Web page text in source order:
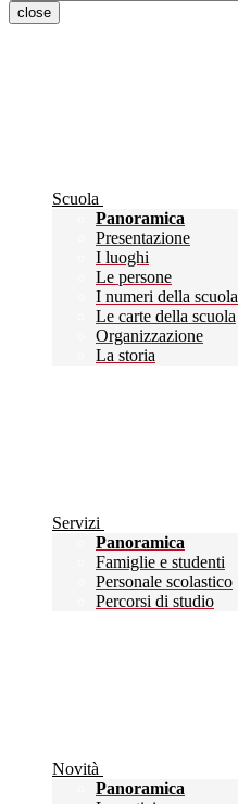
close
Scuola
Panoramica
Presentazione
I luoghi
Le persone
I numeri della scuola
Le carte della scuola
Organizzazione
La storia
Servizi
Panoramica
Famiglie e studenti
Personale scolastico
Percorsi di studio
Novità
Panoramica